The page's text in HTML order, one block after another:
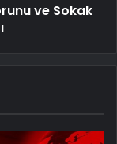
ve Sokak